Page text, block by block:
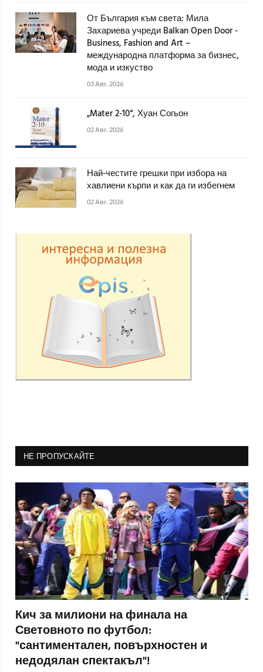
От България към света: Мила
Захариева учреди Balkan Open Door -
Business, Fashion and Art –
международна платформа за бизнес,
мода и изкуство
03 Авг. 2026
„Mater 2-10“, Хуан Согьон
02 Авг. 2026
Най-честите грешки при избора на
хавлиени кърпи и как да ги избегнем
02 Авг. 2026
НЕ ПРОПУСКАЙТЕ
Кич за милиони на финала на
Световното по футбол:
"сантиментален, повърхностен и
недодялан спектакъл"!